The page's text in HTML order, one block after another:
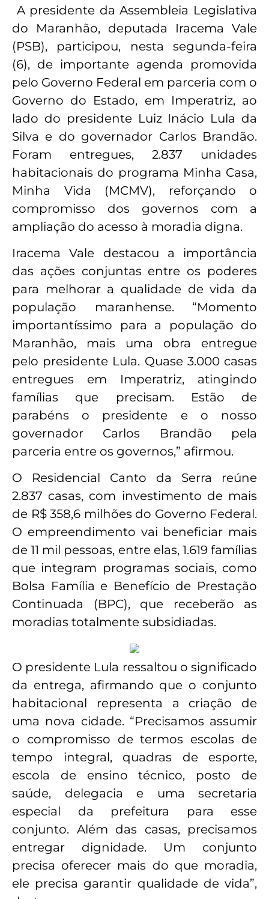
A presidente da Assembleia Legislativa
do Maranhão, deputada Iracema Vale
(PSB), participou, nesta segunda-feira
(6), de importante agenda promovida
pelo Governo Federal em parceria com o
Governo do Estado, em Imperatriz, ao
lado do presidente Luiz Inácio Lula da
Silva e do governador Carlos Brandão.
Foram entregues, 2.837 unidades
habitacionais do programa Minha Casa,
Minha Vida (MCMV), reforçando o
compromisso dos governos com a
ampliação do acesso à moradia digna.
Iracema Vale destacou a importância
das ações conjuntas entre os poderes
para melhorar a qualidade de vida da
população maranhense. “Momento
importantíssimo para a população do
Maranhão, mais uma obra entregue
pelo presidente Lula. Quase 3.000 casas
entregues em Imperatriz, atingindo
famílias que precisam. Estão de
parabéns o presidente e o nosso
governador Carlos Brandão pela
parceria entre os governos,” afirmou.
O Residencial Canto da Serra reúne
2.837 casas, com investimento de mais
de R$ 358,6 milhões do Governo Federal.
O empreendimento vai beneficiar mais
de 11 mil pessoas, entre elas, 1.619 famílias
que integram programas sociais, como
Bolsa Família e Benefício de Prestação
Continuada (BPC), que receberão as
moradias totalmente subsidiadas.
O presidente Lula ressaltou o significado
da entrega, afirmando que o conjunto
habitacional representa a criação de
uma nova cidade. “Precisamos assumir
o compromisso de termos escolas de
tempo integral, quadras de esporte,
escola de ensino técnico, posto de
saúde, delegacia e uma secretaria
especial da prefeitura para esse
conjunto. Além das casas, precisamos
entregar dignidade. Um conjunto
precisa oferecer mais do que moradia,
ele precisa garantir qualidade de vida”,